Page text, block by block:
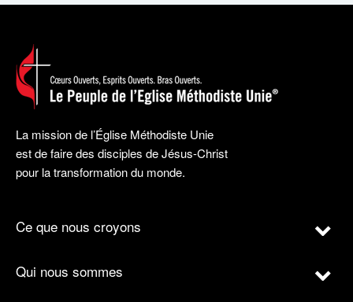
La mission de l’Église Méthodiste Unie
est de faire des disciples de Jésus-Christ
pour la transformation du monde.
Ce que nous croyons
Qui nous sommes